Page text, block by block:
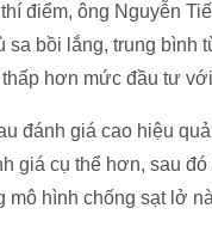
điểm, ông Nguyễn
sa bồi lắng, trung
hơn mức đầu tư
đánh giá cao hiệu
giá cụ thể hơn, sau
mô hình chống sạt lở